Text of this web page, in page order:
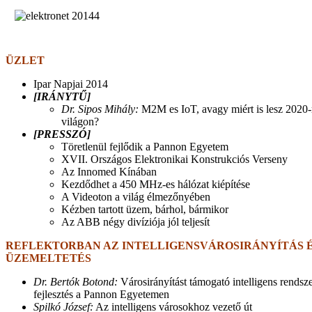
ÜZLET
Ipar Napjai 2014
[IRÁNYTŰ]
Dr. Sipos Mihály: M2M es IoT, avagy miért is lesz
világon?
[PRESSZÓ]
Töretlenül fejlődik a Pannon Egyetem
XVII. Országos Elektronikai Konstrukciós Verseny
Az Innomed Kínában
Kezdődhet a 450 MHz-es hálózat kiépítése
A Videoton a világ élmezőnyében
Kézben tartott üzem, bárhol, bármikor
Az ABB négy divíziója jól teljesít
REFLEKTORBAN AZ INTELLIGENSVÁROSIRÁNYÍTÁS
ÜZEMELTETÉS
Dr. Bertók Botond: Városirányítást támogató intelligens
fejlesztés a Pannon Egyetemen
Spilkó József: Az intelligens városokhoz vezető út